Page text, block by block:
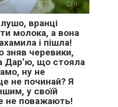
0
вранці
молока, а вона
і пішла!
зняв черевики,
Дар’ю, що стояла
ну не
не починай? Я
у своїй
не поважають!